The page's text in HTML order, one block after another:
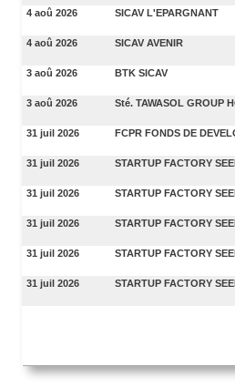
4 aoû 2026 SICAV L'EPARGNANT
4 aoû 2026 SICAV AVENIR
3 aoû 2026 BTK SICAV
3 aoû 2026 Sté. TAWASOL GROUP
31 juil 2026 FCPR FONDS DE
31 juil 2026 STARTUP FACTORY
31 juil 2026 STARTUP FACTORY
31 juil 2026 STARTUP FACTORY
31 juil 2026 STARTUP FACTORY
31 juil 2026 STARTUP FACTORY